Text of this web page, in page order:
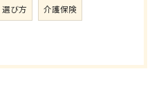
選び方 介護保険